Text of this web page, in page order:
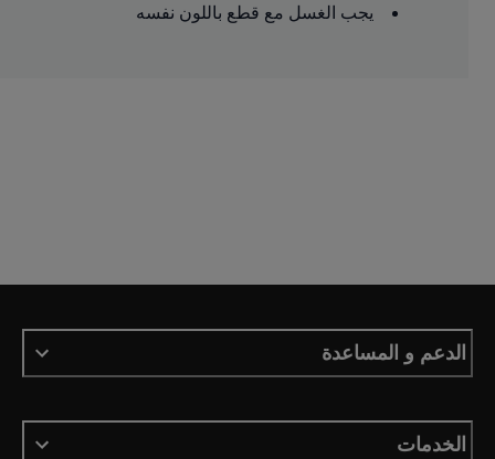
يجب الغسل مع قطع باللون نفسه
الدعم و المساعدة
الخدمات